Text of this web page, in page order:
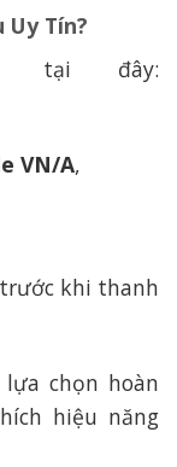
Uy Tín?
tại đây:
VN/A,
khi thanh
chọn hoàn
hiệu năng